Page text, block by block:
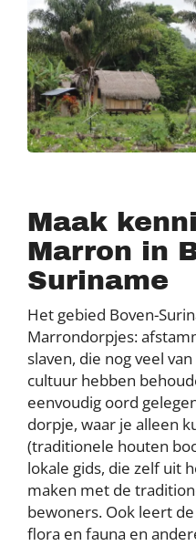
Maak
Marron in
Suriname
Het gebied Boven-
Marrondorpjes:
slaven, die nog veel
cultuur hebben
eenvoudig oord
dorpje, waar je alleen
(traditionele houten
lokale gids, die zelf uit
maken met de
bewoners. Ook leert
flora en fauna en